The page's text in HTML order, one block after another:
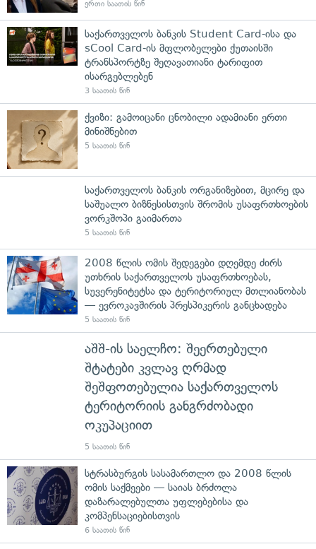
ერთი საათის წინ
საქართველოს ბანკის Student Card-ისა და
sCool Card-ის მფლობელები ქუთაისში
ტრანსპორტზე შეღავათიანი ტარიფით
ისარგებლებენ
3 საათის წინ
ქვიზი: გამოიცანი ცნობილი ადამიანი ერთი
მინიშნებით
5 საათის წინ
საქართველოს ბანკის ორგანიზებით, მცირე და
საშუალო ბიზნესისთვის შრომის უსაფრთხოების
ვორკშოპი გაიმართა
5 საათის წინ
2008 წლის ომის შედეგები დღემდე ძირს
უთხრის საქართველოს უსაფრთხოებას,
სუვერენიტეტსა და ტერიტორიულ მთლიანობას
— ევროკავშირის პრესპიკერის განცხადება
5 საათის წინ
აშშ-ის საელჩო: შეერთებული
შტატები კვლავ ღრმად
შეშფოთებულია საქართველოს
ტერიტორიის განგრძობადი
ოკუპაციით
5 საათის წინ
სტრასბურგის სასამართლო და 2008 წლის
ომის საქმეები — საიას ბრძოლა
დაზარალებულთა უფლებებისა და
კომპენსაციებისთვის
6 საათის წინ